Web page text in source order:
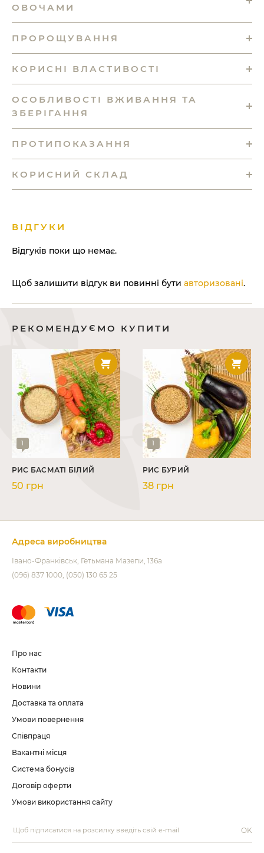
ОВОЧАМИ
ПРОРОЩУВАННЯ
КОРИСНІ ВЛАСТИВОСТІ
ОСОБЛИВОСТІ ВЖИВАННЯ ТА
ЗБЕРІГАННЯ
ПРОТИПОКАЗАННЯ
КОРИСНИЙ СКЛАД
ВІДГУКИ
Відгуків поки що немає.
Щоб залишити відгук ви повинні бути авторизовані.
РЕКОМЕНДУЄМО КУПИТИ
1
РИС БАСМАТІ БІЛИЙ
50 грн
1
РИС БУРИЙ
38 грн
Адреса виробництва
Івано-Франківськ Гетьмана Мазепи, 136а
(096) 837 1000 (050) 130 65 25
Про нас
Контакти
Новини
Доставка та оплата
Умови повернення
Співпраця
Вакантні місця
Система бонусів
Договір оферти
Умови використання сайту
OK